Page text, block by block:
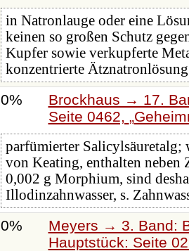
in Natronlauge oder eine
keinen so großen Schutz
Kupfer sowie verkupferte
konzentrierte
0%
Brockhaus → 17.
Seite 0462,
parfümierter
von Keating, enthalten
0,002 g Morphium, sind
Illodinzahnwasser, s.
0%
Meyers → 3. Band:
Hauptstück: Seite